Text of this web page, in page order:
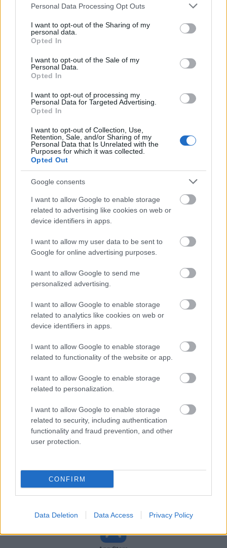
Please note that this website/app uses one or more Google
not limited to your visit or usage behaviour. You may click to
grant or deny consent to Google and its third-party tags to
use your data for below specified purposes in below Google
consent section.
Personal Data Processing Opt Outs
I want to opt-out of the Sharing of my
personal data.
Opted In
I want to opt-out of the Sale of my
Personal Data.
Opted In
I want to opt-out of processing my
Personal Data for Targeted Advertising.
Opted In
I want to opt-out of Collection, Use,
Retention, Sale, and/or Sharing of my
Personal Data that Is Unrelated with the
Purposes for which it was collected.
Opted Out
Google consents
I want to allow Google to enable storage
related to advertising like cookies on web or
device identifiers in apps.
I want to allow my user data to be sent to
Google for online advertising purposes.
I want to allow Google to send me
personalized advertising.
I want to allow Google to enable storage
related to analytics like cookies on web or
device identifiers in apps.
I want to allow Google to enable storage
related to functionality of the website or app.
I want to allow Google to enable storage
related to personalization.
I want to allow Google to enable storage
related to security, including authentication
functionality and fraud prevention, and other
user protection.
CONFIRM
Data Deletion Data Access Privacy Policy
μαθηματικά αινίγματα δεκαετιών
Καραμέρος ΦΩΤΟ
Frozen yogurt ή παγωτό; Ποιο είναι τελικά πιο υγιεινό